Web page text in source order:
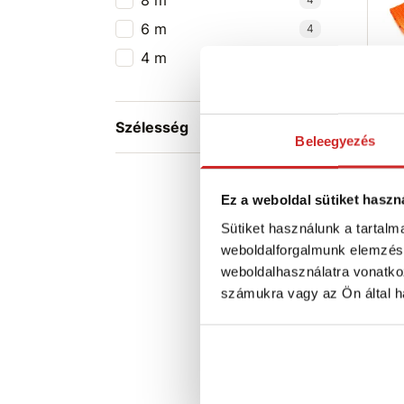
Beleegyezés
Ez a weboldal sütiket
Sütiket használunk a
weboldalforgalmunk
weboldalhasználatra
számukra vagy az Ön által
6 m 4
4 m
Szélesség